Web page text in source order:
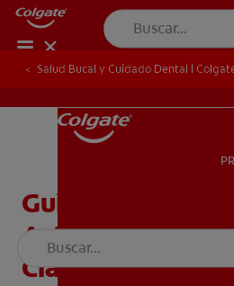
Salud Bucal y Cuidado Dental |
Salud Bucal y Cuidado Dental |
Guía para los
Actividades
Clase - Docente